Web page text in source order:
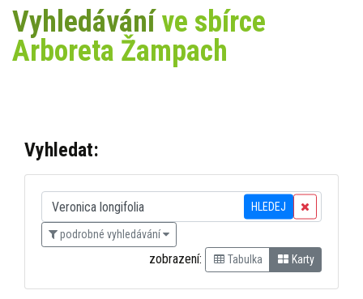
Vyhledáváníve sbírce
Arboreta Žampach
Vyhledat:
HLEDEJ
podrobné vyhledávání
zobrazení: Tabulka Karty